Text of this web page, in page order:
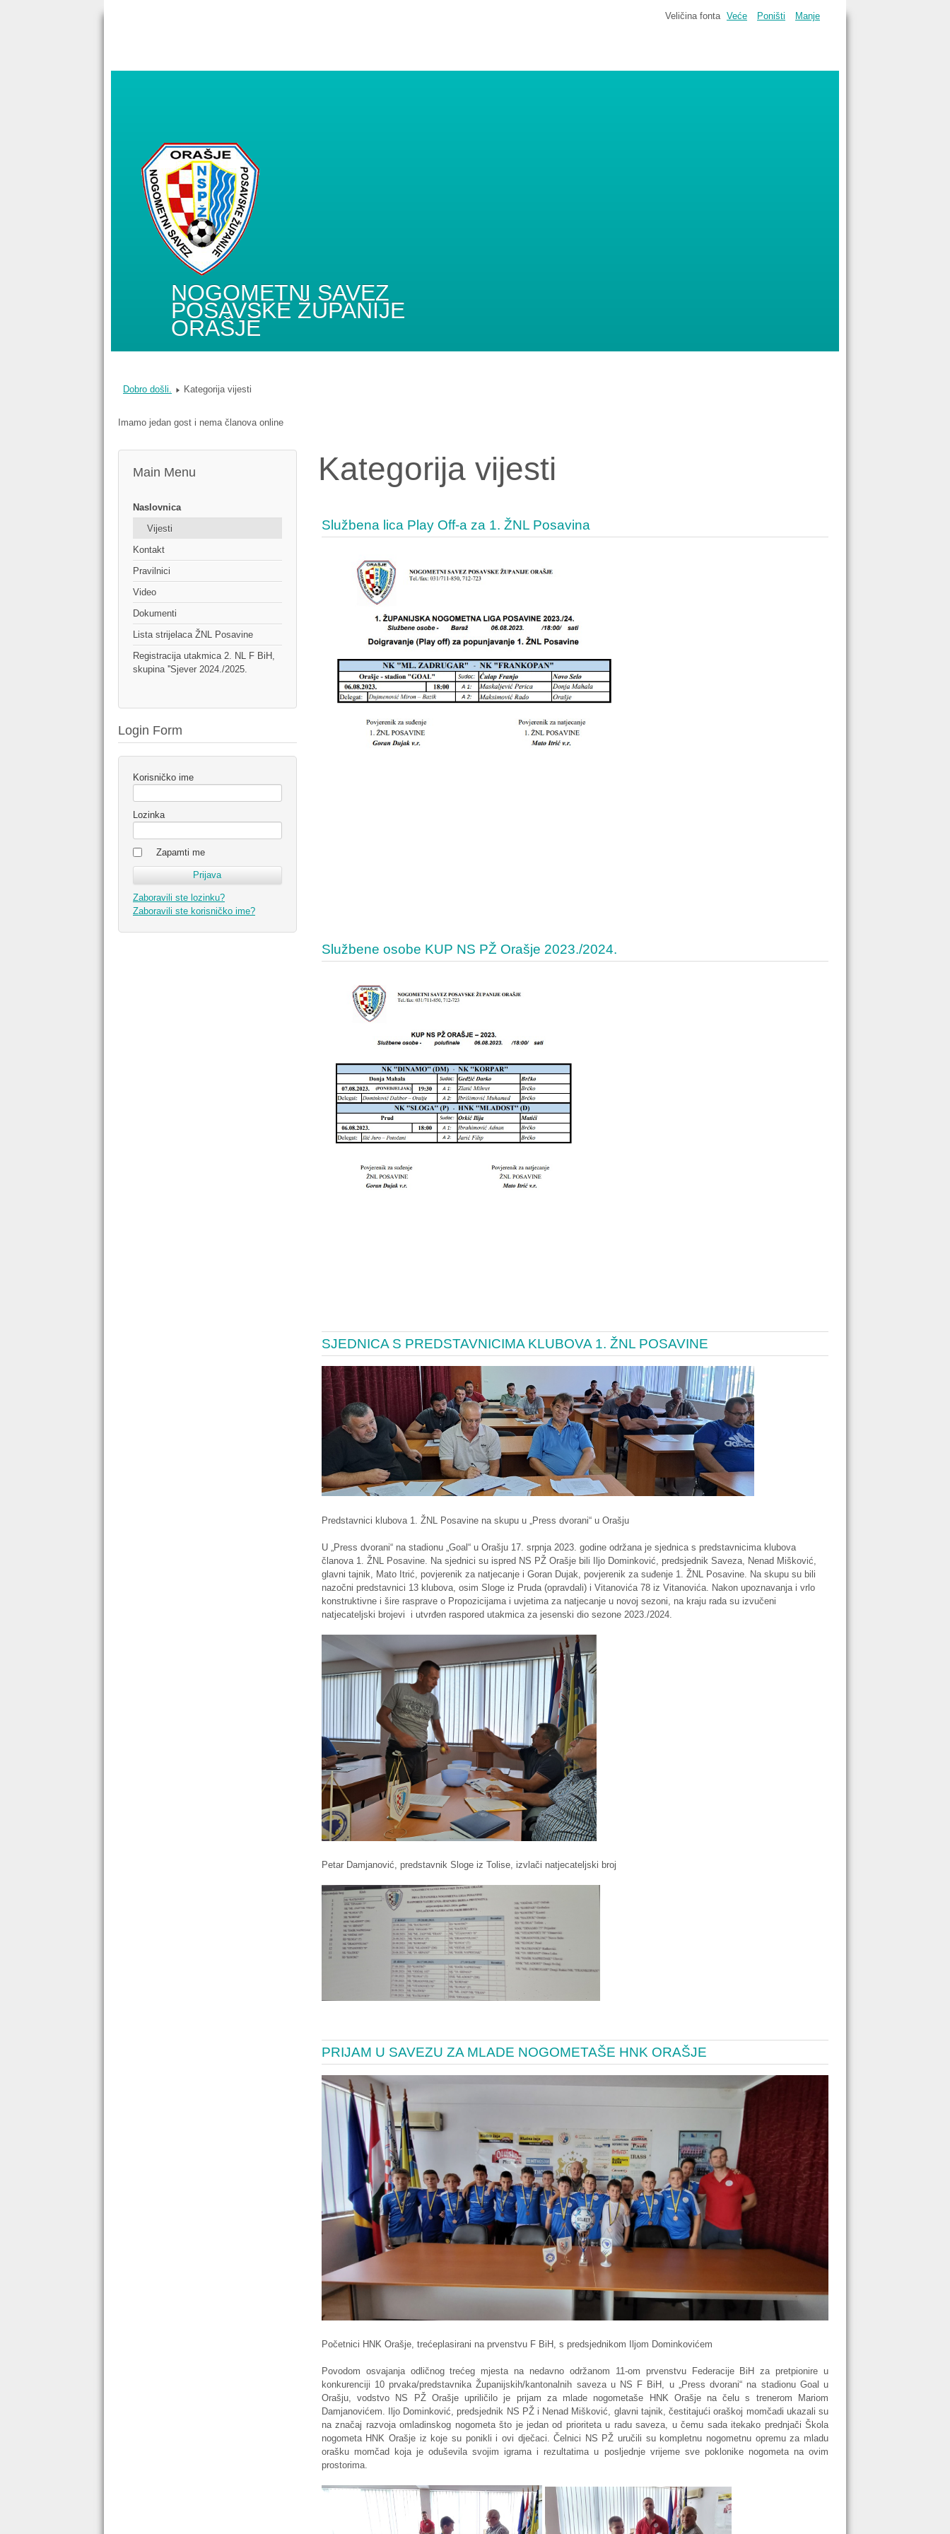
NOGOMETNI SAVEZ
POSAVSKE ŽUPANIJE
ORAŠJE
Veličina fonta Veće Poništi Manje
Dobro došli. Kategorija vijesti
Imamo jedan gost i nema članova online
Main Menu
Naslovnica
Vijesti
Kontakt
Pravilnici
Video
Dokumenti
Lista strijelaca ŽNL Posavine
Registracija utakmica 2. NL F BiH,
skupina ''Sjever 2024./2025.
Login Form
Korisničko ime
Lozinka
Zapamti me
Zaboravili ste lozinku?
Zaboravili ste korisničko ime?
Kategorija vijesti
Službena lica Play Off-a za 1. ŽNL Posavina
Službene osobe KUP NS PŽ Orašje 2023./2024.
SJEDNICA S PREDSTAVNICIMA KLUBOVA 1. ŽNL POSAVINE
Predstavnici klubova 1. ŽNL Posavine na skupu u „Press dvorani“ u Orašju
U „Press dvorani“ na stadionu „Goal“ u Orašju 17. srpnja 2023. godine održana je sjednica s predstavnicima klubova
članova 1. ŽNL Posavine. Na sjednici su ispred NS PŽ Orašje bili Iljo Dominković, predsjednik Saveza, Nenad Mišković,
glavni tajnik, Mato Itrić, povjerenik za natjecanje i Goran Dujak, povjerenik za suđenje 1. ŽNL Posavine. Na skupu su bili
nazočni predstavnici 13 klubova, osim Sloge iz Pruda (opravdali) i Vitanovića 78 iz Vitanovića. Nakon upoznavanja i vrlo
konstruktivne i šire rasprave o Propozicijama i uvjetima za natjecanje u novoj sezoni, na kraju rada su izvučeni
natjecateljski brojevi i utvrđen raspored utakmica za jesenski dio sezone 2023./2024.
Petar Damjanović, predstavnik Sloge iz Tolise, izvlači natjecateljski broj
PRIJAM U SAVEZU ZA MLADE NOGOMETAŠE HNK ORAŠJE
Početnici HNK Orašje, trećeplasirani na prvenstvu F BiH, s predsjednikom Iljom Dominkovićem
Povodom osvajanja odličnog trećeg mjesta na nedavno održanom 11-om prvenstvu Federacije BiH za pretpionire u
konkurenciji 10 prvaka/predstavnika Županijskih/kantonalnih saveza u NS F BiH, u „Press dvorani“ na stadionu Goal u
Orašju, vodstvo NS PŽ Orašje upriličilo je prijam za mlade nogometaše HNK Orašje na čelu s trenerom Mariom
Damjanovićem. Iljo Dominković, predsjednik NS PŽ i Nenad Mišković, glavni tajnik, čestitajući oraškoj momčadi ukazali su
na značaj razvoja omladinskog nogometa što je jedan od prioriteta u radu saveza, u čemu sada itekako prednjači Škola
nogometa HNK Orašje iz koje su ponikli i ovi dječaci. Čelnici NS PŽ uručili su kompletnu nogometnu opremu za mladu
orašku momčad koja je oduševila svojim igrama i rezultatima u posljednje vrijeme sve poklonike nogometa na ovim
prostorima.